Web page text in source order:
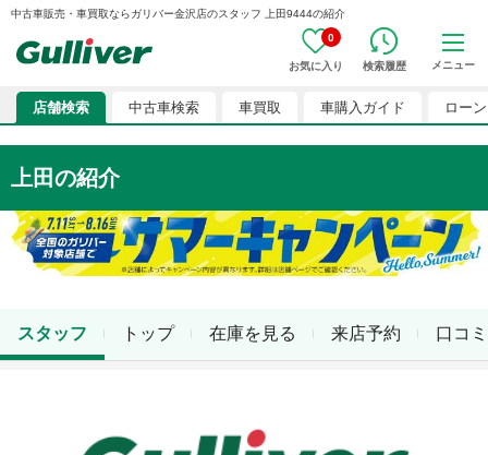
中古車販売・車買取ならガリバー金沢店のスタッフ 上田9444の紹介
0
お気に入り 検索履歴 メニュー
店舗検索 中古車検索 車買取 車購入ガイド ローン
上田の紹介
トップ 在庫を見る 来店予約 口コミ
スタッフ